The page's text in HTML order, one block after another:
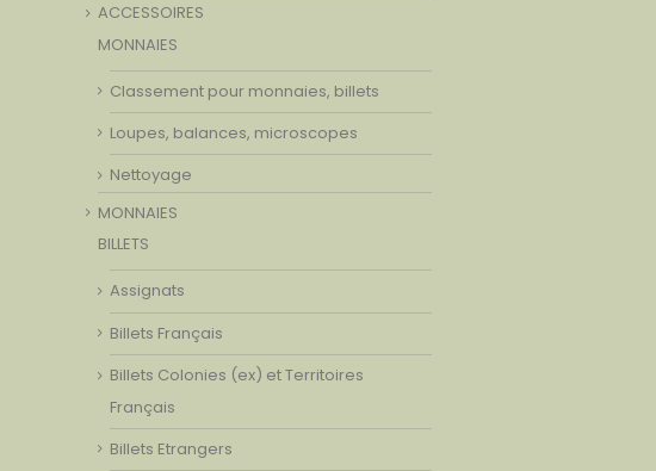
ACCESSOIRES
MONNAIES
Classement pour monnaies, billets
Loupes, balances, microscopes
Nettoyage
MONNAIES
BILLETS
Assignats
Billets Français
Billets Colonies (ex) et Territoires
Français
Billets Etrangers